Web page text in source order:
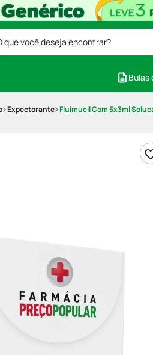
você deseja encontrar?
Bulas
Expectorante Fluimucil Com 5x3ml